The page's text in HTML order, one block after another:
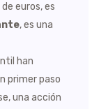
euros, es
, es una
han
primer paso
una acción